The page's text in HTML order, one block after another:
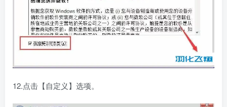
12.点击【自定义】选项。